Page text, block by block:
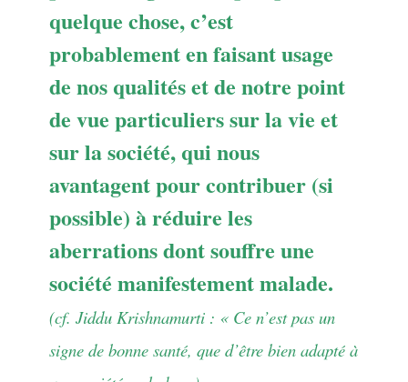
quelque chose, c’est
probablement en faisant usage
de nos qualités et de notre point
de vue particuliers sur la vie et
sur la société, qui nous
avantagent pour contribuer (si
possible) à réduire les
aberrations dont souffre une
société manifestement malade.
(cf. Jiddu Krishnamurti : « Ce n’est pas un
signe de bonne santé, que d’être bien adapté à